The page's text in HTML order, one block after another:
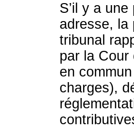
S’il y a
adresse, la
tribunal
par la Cour
en
charges),